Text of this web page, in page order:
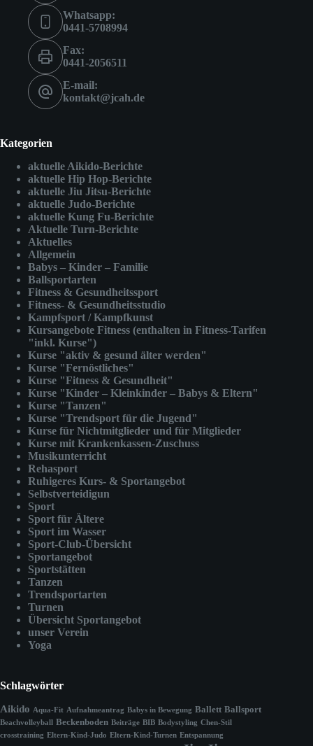
Whatsapp:
0441-5708994
Fax:
0441-2056511
E-mail:
kontakt@jcah.de
Kategorien
aktuelle Aikido-Berichte
aktuelle Hip Hop-Berichte
aktuelle Jiu Jitsu-Berichte
aktuelle Judo-Berichte
aktuelle Kung Fu-Berichte
Aktuelle Turn-Berichte
Aktuelles
Allgemein
Babys – Kinder – Familie
Ballsportarten
Fitness & Gesundheitssport
Fitness- & Gesundheitsstudio
Kampfsport / Kampfkunst
Kursangebote Fitness (enthalten in Fitness-Tarifen
"inkl. Kurse")
Kurse "aktiv & gesund älter werden"
Kurse "Fernöstliches"
Kurse "Fitness & Gesundheit"
Kurse "Kinder – Kleinkinder – Babys & Eltern"
Kurse "Tanzen"
Kurse "Trendsport für die Jugend"
Kurse für Nichtmitglieder und für Mitglieder
Kurse mit Krankenkassen-Zuschuss
Musikunterricht
Rehasport
Ruhigeres Kurs- & Sportangebot
Selbstverteidigun
Sport
Sport für Ältere
Sport im Wasser
Sport-Club-Übersicht
Sportangebot
Sportstätten
Tanzen
Trendsportarten
Turnen
Übersicht Sportangebot
unser Verein
Yoga
Schlagwörter
Aikido Aqua-Fit Aufnahmeantrag Babys in Bewegung Ballett Ballsport
Beachvolleyball Beckenboden Beiträge BIB Bodystyling Chen-Stil
crosstraining Eltern-Kind-Judo Eltern-Kind-Turnen Entspannung